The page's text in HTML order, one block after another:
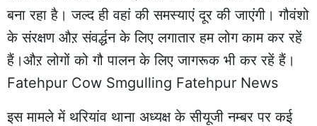
बना रहा है। जल्द ही वहां की समस्याएं दूर की जाएंगी। गौवंशो
के संरक्षण औऱ संवर्द्धन के लिए लगातार हम लोग काम कर रहें
हैं।औऱ लोगों को गौ पालन के लिए जागरूक भी कर रहें हैं।
Fatehpur Cow Smgulling Fatehpur News
इस मामले में थरियांव थाना अध्यक्ष के सीयूजी नम्बर पर कई